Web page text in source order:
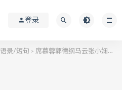
登录
语录/短句 > 席慕蓉郭德纲马云张小娴亦舒